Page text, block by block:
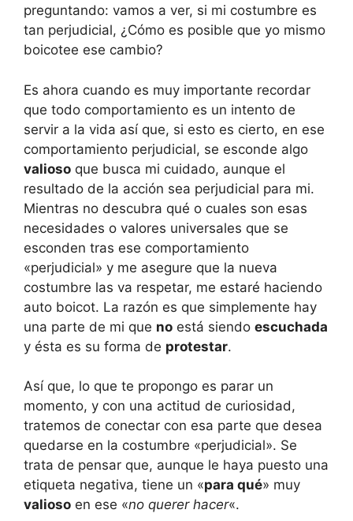
preguntando: vamos a ver, si mi costumbre es
tan perjudicial, ¿Cómo es posible que yo mismo
boicotee ese cambio?
Es ahora cuando es muy importante recordar
que todo comportamiento es un intento de
servir a la vida así que, si esto es cierto, en ese
comportamiento perjudicial, se esconde algo
valioso que busca mi cuidado, aunque el
resultado de la acción sea perjudicial para mi.
Mientras no descubra qué o cuales son esas
necesidades o valores universales que se
esconden tras ese comportamiento
«perjudicial» y me asegure que la nueva
costumbre las va respetar, me estaré haciendo
auto boicot. La razón es que simplemente hay
una parte de mi que no está siendo escuchada
y ésta es su forma de protestar.
Así que, lo que te propongo es parar un
momento, y con una actitud de curiosidad,
tratemos de conectar con esa parte que desea
quedarse en la costumbre «perjudicial». Se
trata de pensar que, aunque le haya puesto una
etiqueta negativa, tiene un «para qué» muy
valioso en ese «no querer hacer«.